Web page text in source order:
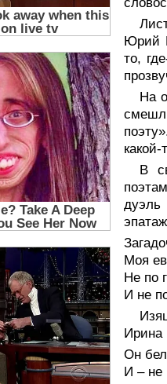
Юрий
то,
На
поэту»
В
Моя
Не по
И не
Ирина
Он
И – не